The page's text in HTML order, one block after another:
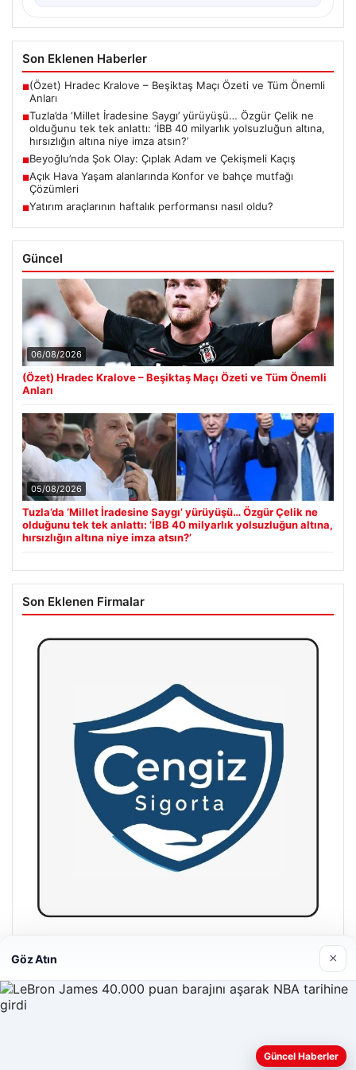
Son Eklenen Haberler
■(Özet) Hradec Kralove – Beşiktaş Maçı Özeti ve Tüm Önemli
Anları
■Tuzla’da ‘Millet İradesine Saygı’ yürüyüşü… Özgür Çelik ne
olduğunu tek tek anlattı: ‘İBB 40 milyarlık yolsuzluğun altına,
hırsızlığın altına niye imza atsın?’
■Beyoğlu’nda Şok Olay: Çıplak Adam ve Çekişmeli Kaçış
■Açık Hava Yaşam alanlarında Konfor ve bahçe mutfağı
Çözümleri
■Yatırım araçlarının haftalık performansı nasıl oldu?
Güncel
06/08/2026
(Özet) Hradec Kralove – Beşiktaş Maçı Özeti ve Tüm Önemli
Anları
05/08/2026
Tuzla’da ‘Millet İradesine Saygı’ yürüyüşü… Özgür Çelik ne
olduğunu tek tek anlattı: ‘İBB 40 milyarlık yolsuzluğun altına,
hırsızlığın altına niye imza atsın?’
Son Eklenen Firmalar
Hastaş Beton
Web sitemizi nasıl kullandığınızı daha iyi anlayabilmek,
Göz Atın ×
Güncel Haberler